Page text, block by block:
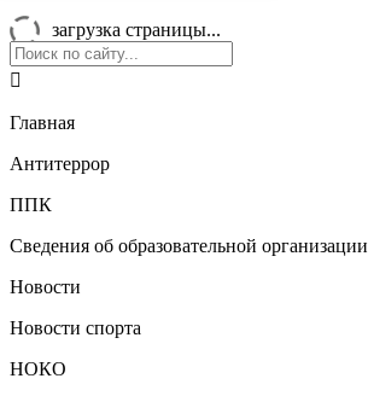
загрузка страницы...

Главная
Антитеррор
ППК
Сведения об образовательной организации
Новости
Новости спорта
НОКО